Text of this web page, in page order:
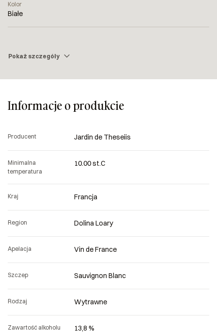
Kolor
Białe
Pokaż szczegóły
Informacje o produkcie
Producent Jardin de Theseiis
Minimalna
temperatura
10.00 st.C
Kraj Francja
Region Dolina Loary
Apelacja Vin de France
Szczep Sauvignon Blanc
Rodzaj Wytrawne
Zawartość alkoholu 13,8 %